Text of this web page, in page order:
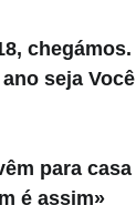
seja
para
é assim»